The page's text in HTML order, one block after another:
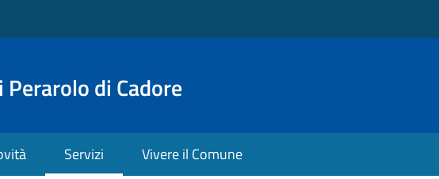
Perarolo di Cadore
Servizi Vivere il Comune